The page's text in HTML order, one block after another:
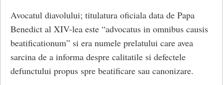
Avocatul diavolului; titulatura oficiala data de Papa
Benedict al XIV-lea este “advocatus in omnibus causis
beatificationum” si era numele prelatului care avea
sarcina de a informa despre calitatile si defectele
defunctului propus spre beatificare sau canonizare.